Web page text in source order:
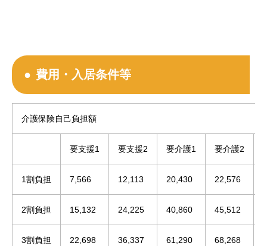
費用・入居条件等
介護保険自己負担額
要支援1 要支援2 要介護1 要介護2
1割負担 7,566 12,113 20,430 22,576
2割負担 15,132 24,225 40,860 45,512
3割負担 22,698 36,337 61,290 68,268